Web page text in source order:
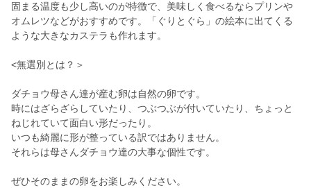
固まる温度も少し高いのが特徴で、美味しく食べるならプリンや
オムレツなどがおすすめです。「ぐりとぐら」の絵本に出てくる
ような大きなカステラも作れます。
<無選別とは？＞
ダチョウ母さん達が産む卵は自然の卵です。
時にはざらざらしていたり、つぶつぶが付いていたり、ちょっと
ねじれていて面白い形だったり。
いつも綺麗に形が整っている訳ではありません。
それらは母さんダチョウ達の大事な個性です。
ぜひそのままの卵をお楽しみください。